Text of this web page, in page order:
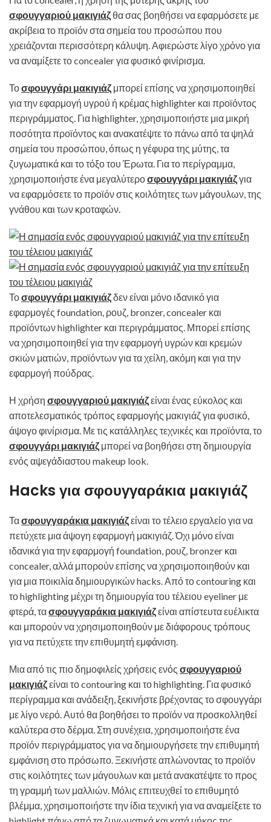
σφουγγαριού μακιγιάζθα σας βοηθήσει να εφαρμόσετε με
ακρίβεια το προϊόν στα σημεία του προσώπου που
χρειάζονται περισσότερη κάλυψη. Αφιερώστε λίγο χρόνο για
να αναμίξετε το concealer για φυσικό φινίρισμα.
Τοσφουγγάρι μακιγιάζ μπορεί επίσης να χρησιμοποιηθεί
για την εφαρμογή υγρού ή κρέμας highlighter και προϊόντος
περιγράμματος. Για highlighter, χρησιμοποιήστε μια μικρή
ποσότητα προϊόντος και ανακατέψτε το πάνω από τα ψηλά
σημεία του προσώπου, όπως η γέφυρα της μύτης, τα
ζυγωματικά και το τόξο του Έρωτα. Για το περίγραμμα,
χρησιμοποιήστε ένα μεγαλύτεροσφουγγάρι μακιγιάζγια
να εφαρμόσετε το προϊόν στις κοιλότητες των μάγουλων, της
γνάθου και των κροταφών.
Τοσφουγγάρι μακιγιάζδεν είναι μόνο ιδανικό για
εφαρμογές foundation, ρουζ, bronzer, concealer και
προϊόντων highlighter και περιγράμματος. Μπορεί επίσης
να χρησιμοποιηθεί για την εφαρμογή υγρών και κρεμών
σκιών ματιών, προϊόντων για τα χείλη, ακόμη και για την
εφαρμογή πούδρας.
Η χρήση σφουγγαριού μακιγιάζείναι ένας εύκολος και
αποτελεσματικός τρόπος εφαρμογής μακιγιάζ για φυσικό,
άψογο φινίρισμα. Με τις κατάλληλες τεχνικές και προϊόντα, το
σφουγγάρι μακιγιάζ μπορεί να βοηθήσει στη δημιουργία
ενός αψεγάδιαστου makeup look.
Hacks για σφουγγαράκια μακιγιάζ
Τασφουγγαράκια μακιγιάζείναι το τέλειο εργαλείο για να
πετύχετε μια άψογη εφαρμογή μακιγιάζ. Όχι μόνο είναι
ιδανικά για την εφαρμογή foundation, ρουζ, bronzer και
concealer, αλλά μπορούν επίσης να χρησιμοποιηθούν και
για μια ποικιλία δημιουργικών hacks. Από το contouring και
το highlighting μέχρι τη δημιουργία του τέλειου eyeliner με
φτερά, τασφουγγαράκια μακιγιάζείναι απίστευτα ευέλικτα
και μπορούν να χρησιμοποιηθούν με διάφορους τρόπους
για να πετύχετε την επιθυμητή εμφάνιση.
Μια από τις πιο δημοφιλείς χρήσεις ενός σφουγγαριού
μακιγιάζείναι το contouring και το highlighting. Για φυσικό
περίγραμμα και ανάδειξη, ξεκινήστε βρέχοντας το σφουγγάρι
με λίγο νερό. Αυτό θα βοηθήσει το προϊόν να προσκολληθεί
καλύτερα στο δέρμα. Στη συνέχεια, χρησιμοποιήστε ένα
προϊόν περιγράμματος για να δημιουργήσετε την επιθυμητή
εμφάνιση στο πρόσωπο. Ξεκινήστε απλώνοντας το προϊόν
στις κοιλότητες των μάγουλων και μετά ανακατέψτε το προς
τη γραμμή των μαλλιών. Μόλις επιτευχθεί το επιθυμητό
βλέμμα, χρησιμοποιήστε την ίδια τεχνική για να αναμείξετε το